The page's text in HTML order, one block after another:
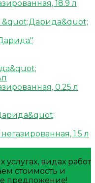
18.9 л
0.25 л
1.5 л
видах работ
стоимость и
предложение!